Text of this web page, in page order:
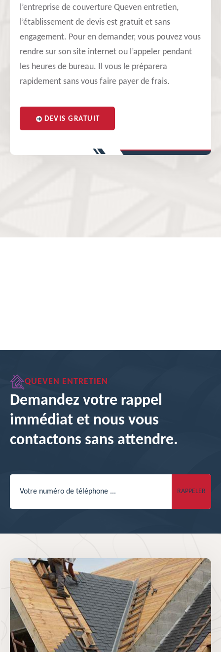
l’entreprise de couverture Queven entretien,
l’établissement de devis est gratuit et sans
engagement. Pour en demander, vous pouvez vous
rendre sur son site internet ou l’appeler pendant
les heures de bureau. Il vous le préparera
rapidement sans vous faire payer de frais.
DEVIS GRATUIT
QUEVEN ENTRETIEN
Demandez votre rappel
immédiat et nous vous
contactons sans attendre.